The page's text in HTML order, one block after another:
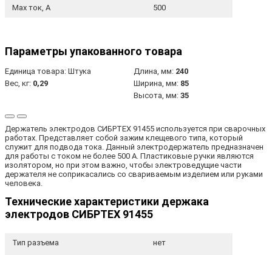
Max ток, А 500
Параметры упакованного товара
Единица товара: Штука
Вес, кг: 0,29
Длина, мм: 240
Ширина, мм: 85
Высота, мм: 35
Держатель электродов СИБРТЕХ 91455 используется при сварочных
работах. Представляет собой зажим клещевого типа, который
служит для подвода тока. Данный электродержатель предназначен
для работы с током не более 500 А. Пластиковые ручки являются
изолятором, но при этом важно, чтобы электроведущие части
держателя не соприкасались со свариваемым изделием или руками
человека.
Технические характеристики держака
электродов СИБРТЕХ 91455
Тип разъема нет